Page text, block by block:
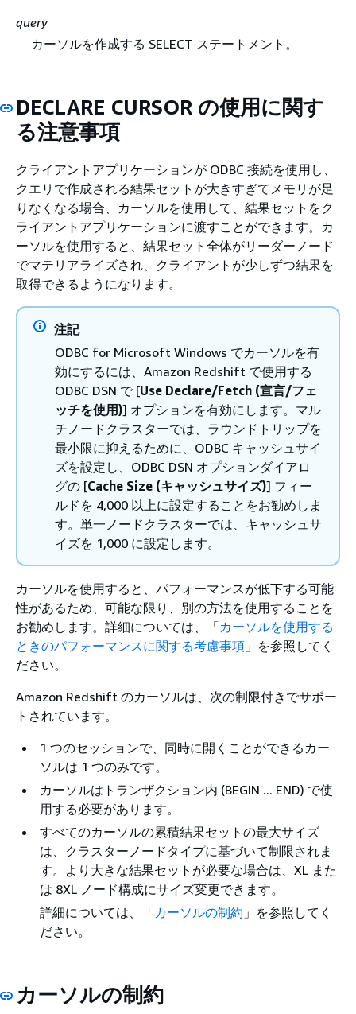
query
カーソルを作成する SELECT ステートメント。
DECLARE CURSOR の使用に関す
る注意事項
クライアントアプリケーションが ODBC 接続を使用し、
クエリで作成される結果セットが大きすぎてメモリが足
りなくなる場合、カーソルを使用して、結果セットをク
ライアントアプリケーションに渡すことができます。カ
ーソルを使用すると、結果セット全体がリーダーノード
でマテリアライズされ、クライアントが少しずつ結果を
取得できるようになります。
注記
ODBC for Microsoft Windows でカーソルを有
効にするには、Amazon Redshift で使用する
ODBC DSN で [Use Declare/Fetch (宣言/フェ
ッチを使用)] オプションを有効にします。マル
チノードクラスターでは、ラウンドトリップを
最小限に抑えるために、ODBC キャッシュサイ
ズを設定し、ODBC DSN オプションダイアロ
グの [Cache Size (キャッシュサイズ)] フィー
ルドを 4,000 以上に設定することをお勧めしま
す。単一ノードクラスターでは、キャッシュサ
イズを 1,000 に設定します。
カーソルを使用すると、パフォーマンスが低下する可能
性があるため、可能な限り、別の方法を使用することを
お勧めします。詳細については、「カーソルを使用する
ときのパフォーマンスに関する考慮事項 」を参照してく
ださい。
Amazon Redshift のカーソルは、次の制限付きでサポー
トされています。
1 つのセッションで、同時に開くことができるカー
ソルは 1 つのみです。
カーソルはトランザクション内 (BEGIN ... END) で使
用する必要があります。
すべてのカーソルの累積結果セットの最大サイズ
は、クラスターノードタイプに基づいて制限されま
す。より大きな結果セットが必要な場合は、XL また
は 8XL ノード構成にサイズ変更できます。
詳細については、「カーソルの制約 」を参照してく
ださい。
カーソルの制約